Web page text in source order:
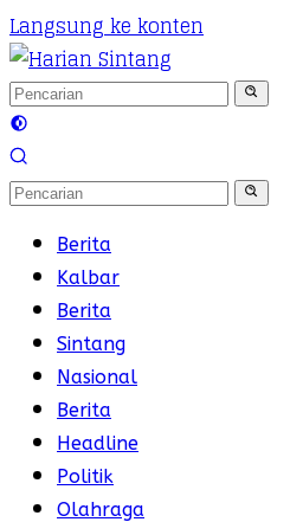
Langsung ke konten
Berita
Kalbar
Berita
Sintang
Nasional
Berita
Headline
Politik
Olahraga